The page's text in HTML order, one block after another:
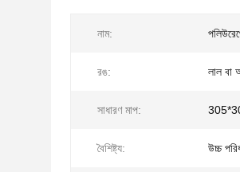
নাম:
রঙ: লাল বা
সাধারণ মাপ:
বৈশিষ্ট্য: উচ্চ